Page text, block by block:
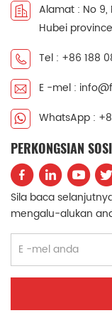
中文
Alamat : No
Hubei
Tel : +86 188
E -mel :
WhatsApp :
PERKONGSIAN
Sila baca
mengalu-alukan